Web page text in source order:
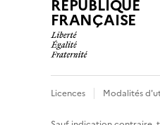
RÉPUBLIQUE
FRANÇAISE
Licences Modalités